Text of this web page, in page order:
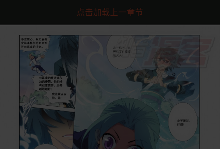
点击加载上一章节